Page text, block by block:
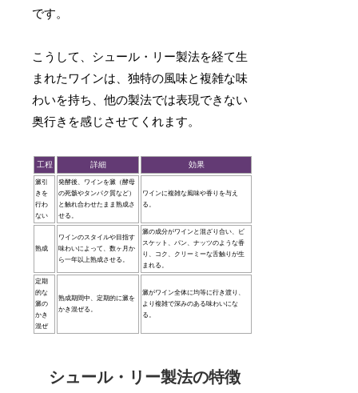
です。
こうして、シュール・リー製法を経て生
まれたワインは、独特の風味と複雑な味
わいを持ち、他の製法では表現できない
奥行きを感じさせてくれます。
工程 詳細 効果
澱引
きを
行わ
ない
発酵後、ワインを澱（酵母
の死骸やタンパク質など）
と触れ合わせたまま熟成さ
せる。
ワインに複雑な風味や香りを与え
る。
熟成
ワインのスタイルや目指す
味わいによって、数ヶ月か
ら一年以上熟成させる。
澱の成分がワインと混ざり合い、ビ
スケット、パン、ナッツのような香
り、コク、クリーミーな舌触りが生
まれる。
定期
的な
澱の
かき
混ぜ
熟成期間中、定期的に澱を
かき混ぜる。
澱がワイン全体に均等に行き渡り、
より複雑で深みのある味わいにな
る。
シュール・リー製法の特徴